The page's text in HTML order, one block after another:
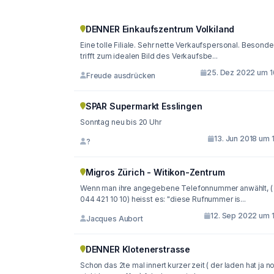
DENNER Einkaufszentrum Volkiland
Eine tolle Filiale. Sehr nette Verkaufspersonal.
trifft zum idealen Bild des Verkaufsbe...
Freude ausdrücken 25. Dez 2022 um
SPAR Supermarkt Esslingen
Sonntag neu bis 20 Uhr
? 13. Jun 2018 um
Migros Zürich - Witikon-Zentrum
Wenn man ihre angegebene Telefonnummer anwählt, (
044 421 10 10) heisst es: "diese Rufnummer is...
Jacques Aubort 12. Sep 2022 um
DENNER Klotenerstrasse
Schon das 2te mal innert kurzer zeit ( der laden hat ja